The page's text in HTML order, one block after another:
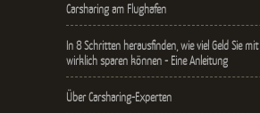
Carsharing am Flughafen
In 8 Schritten herausfinden, wie viel Geld Sie
wirklich sparen können - Eine Anleitung
Über Carsharing-Experten